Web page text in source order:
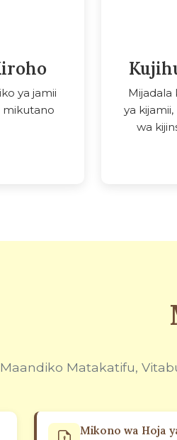
ya jamii
mikutano
Mijadala
ya
wa
Matakatifu,
Mikono wa Hoja